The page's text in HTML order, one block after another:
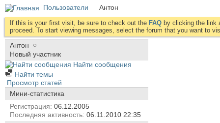
Пользователи Антон
If this is your first visit, be sure to check out the FAQ by clicking the link
proceed. To start viewing messages, select the forum that you want to
Антон
Новый участник
Найти сообщения
Найти темы
Просмотр статей
Мини-статистика
Регистрация 06.12.2005
Последняя активность 06.11.2010 22:35